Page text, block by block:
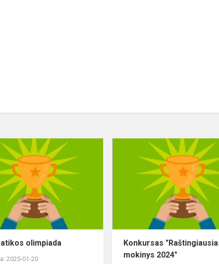
olimpiada
2025-01-20
Konkursas
mokinys 2024"